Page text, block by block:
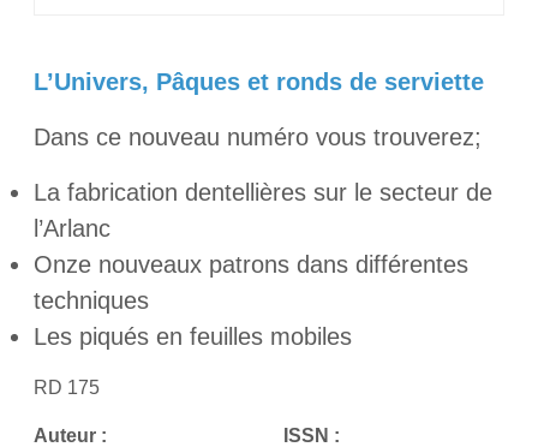
L’Univers, Pâques et ronds de serviette
Dans ce nouveau numéro vous trouverez;
La fabrication dentellières sur le secteur de
l’Arlanc
Onze nouveaux patrons dans différentes
techniques
Les piqués en feuilles mobiles
RD 175
Auteur :
ISSN :